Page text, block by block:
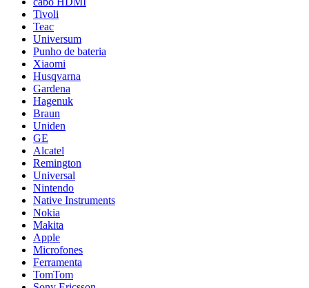
Tivoli
Teac
Universum
Punho de bateria
Xiaomi
Husqvarna
Gardena
Hagenuk
Braun
Uniden
GE
Alcatel
Remington
Universal
Nintendo
Native Instruments
Nokia
Makita
Apple
Microfones
Ferramenta
TomTom